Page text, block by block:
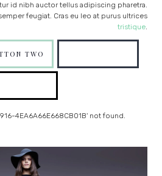
id nibh auctor tellus adipiscing pharetra.
feugiat. Cras eu leo at purus ultrices
tristique.
TWO
4EA6A66E668CB01B' not found.